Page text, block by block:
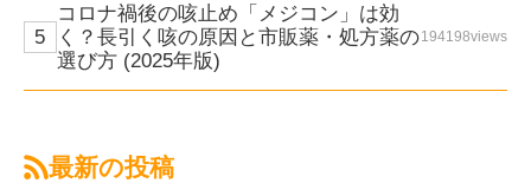
コロナ禍後の咳止め「メジコン」は効
く？長引く咳の原因と市販薬・処方薬の
選び方 (2025年版)
194198views
最新の投稿